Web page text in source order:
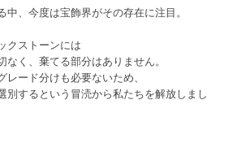
中、今度は宝飾界がその存在に注目。
クストーンには
なく、棄てる部分はありません。
レード分けも必要ないため、
別するという冒涜から私たちを解放しまし